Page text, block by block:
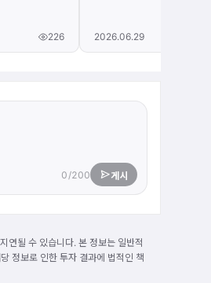
226 2026.06.29
0/200 게시
연될 수 있습니다. 본 정보는 일반적
정보로 인한 투자 결과에 법적인 책